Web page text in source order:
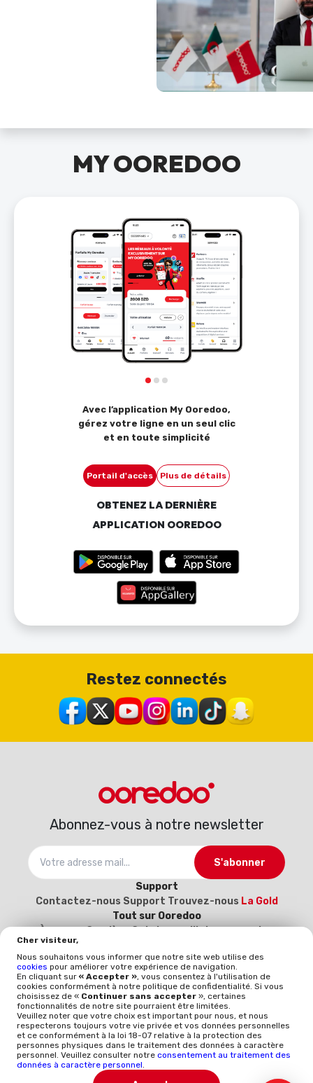
Cher visiteur,
Nous souhaitons vous informer que notre site web utilise des
cookies pour améliorer votre expérience de navigation.
En cliquant sur « Accepter », vous consentez à l'utilisation de
cookies conformément à notre politique de confidentialité. Si vous
choisissez de « Continuer sans accepter », certaines
fonctionnalités de notre site pourraient être limitées.
Veuillez noter que votre choix est important pour nous, et nous
respecterons toujours votre vie privée et vos données personnelles
et ce conformément à la loi 18-07 relative à la protection des
personnes physiques dans le traitement des données à caractère
personnel. Veuillez consulter notre consentement au traitement des
données à caractère personnel.
MY OOREDOO
Avec l’application My Ooredoo,
gérez votre ligne en un seul clic
et en toute simplicité
Portail d'accès Plus de détails
OBTENEZ LA DERNIÈRE
APPLICATION OOREDOO
Restez connectés
Abonnez-vous à notre newsletter
S'abonner
Support
Contactez-nous Support Trouvez-nous La Gold
Tout sur Ooredoo
À proposCarrièreCatalogue d’interconnexion
2025-2026
vous ici)
Politique et qualité
Mentions légales Politique qualitéWhistleblowing
ISO 9001ISO-CEI 27001Données à caractère
personnel Politique générale de protection des
données
TÉLÉCHARGER L'APP